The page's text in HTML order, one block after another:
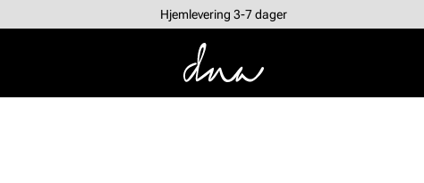
Hjemlevering 3-7 dager